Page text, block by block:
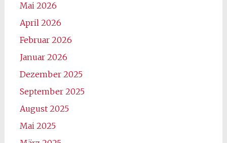
Mai 2026
April 2026
Februar 2026
Januar 2026
Dezember 2025
September 2025
August 2025
Mai 2025